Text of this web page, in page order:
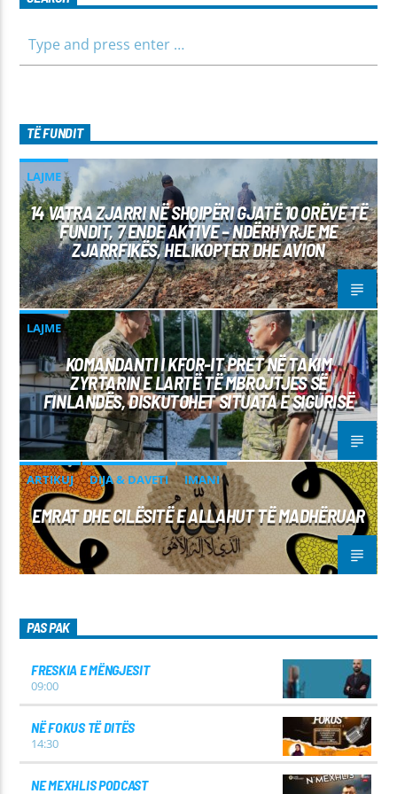
TË FUNDIT
LAJME
14 VATRA ZJARRI NË SHQIPËRI GJATË 10 ORËVE TË
FUNDIT, 7 ENDE AKTIVE – NDËRHYRJE ME
ZJARRFIKËS, HELIKOPTER DHE AVION
LAJME
KOMANDANTI I KFOR-IT PRET NË TAKIM
ZYRTARIN E LARTË TË MBROJTJES SË
FINLANDËS, DISKUTOHET SITUATA E SIGURISË
ARTIKUJ DIJA & DAVETI IMANI
EMRAT DHE CILËSITË E ALLAHUT TË MADHËRUAR
PAS PAK
FRESKIA E MËNGJESIT
09:00
NË FOKUS TË DITËS
14:30
NE MEXHLIS PODCAST